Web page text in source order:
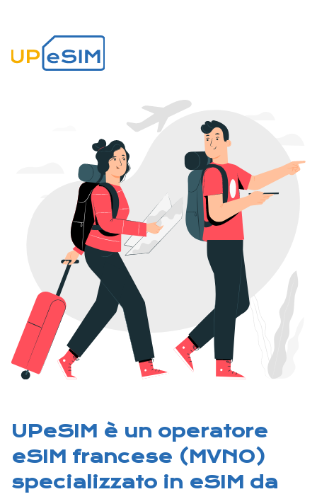
UPeSIM è un operatore
eSIM francese (MVNO)
specializzato in eSIM da